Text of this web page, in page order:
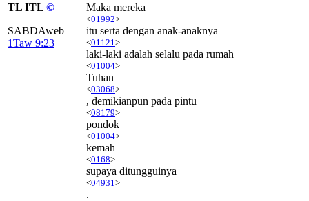
TL ITL ©
SABDAweb
1Taw 9:23
Maka mereka
<01992>
itu serta dengan anak-anaknya
<01121 >
laki-laki adalah selalu pada rumah
<01004>
Tuhan
<03068>
, demikianpun pada pintu
<08179>
pondok
<01004>
kemah
<0168>
supaya ditungguinya
<04931 >
.